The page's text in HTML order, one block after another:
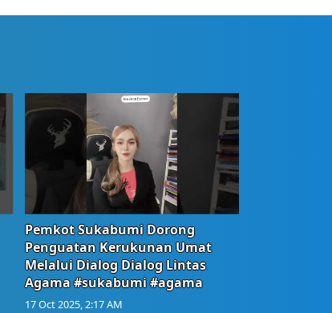
Pemkot Sukabumi Dorong
Penguatan Kerukunan Umat
Melalui Dialog Dialog Lintas
Agama #sukabumi #agama
17 Oct 2025, 2:17 AM